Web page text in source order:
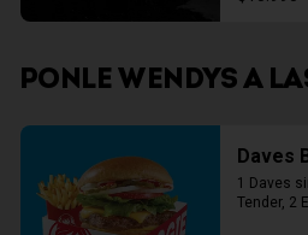
PONLE WENDYS A
Daves
1 Daves
Tender, 2